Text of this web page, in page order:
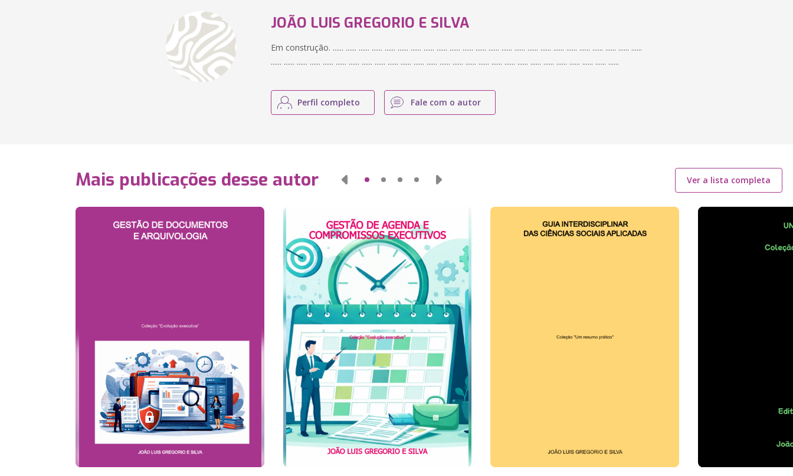
JOÃO LUIS GREGORIO E SILVA
Em construção. ...... ...... ...... ...... ...... ...... ...... ...... ...... ...... ...... ...... ...... ...... ...... ...... ...... ...... ...... ...... ...... ...... ...... ......
...... ...... ...... ...... ...... ...... ...... ...... ...... ...... ...... ...... ...... ...... ...... ...... ...... ...... ...... ...... ...... ...... ...... ...... ...... ...... ......
Perfil completo Fale com o autor
Mais publicações desse autor Ver a lista completa